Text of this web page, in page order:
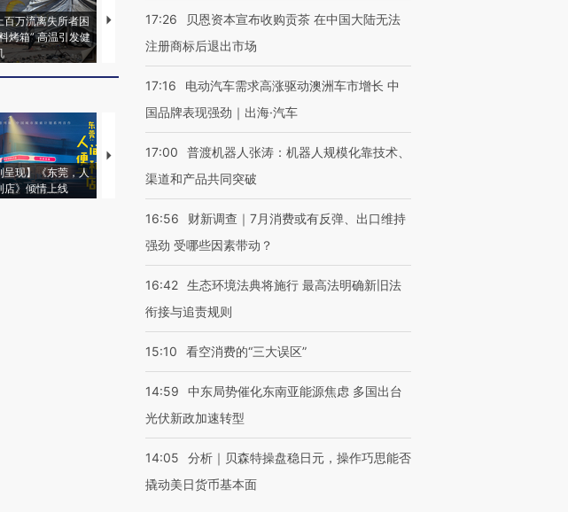
百万流离失所者困
烤箱” 高温引发健
视线｜HYROX的吸金
术：是什么让中产们甘
心“花钱找虐”？
马航飞行员跨国走私7万
毒品
视线｜被称为“蟑螂”的印
呈现】《东莞，人
店》倾情上线
【推广】走进第四届链博
会，让数智科技“链”接产
【特别呈现】寻找100种
有意思的生活方式·第三对
【商旅对话】华住集团
17:26
贝恩资本宣布收购贡茶 在中国大陆无法
注册商标后退出市场
17:16
电动汽车需求高涨驱动澳洲车市增长 中
国品牌表现强劲｜出海·汽车
17:00
普渡机器人张涛：机器人规模化靠技术、
渠道和产品共同突破
16:56
财新调查｜7月消费或有反弹、出口维持
强劲 受哪些因素带动？
16:42 生态环境法典将施行 最高法明确新旧法
衔接与追责规则
15:10 看空消费的“三大误区”
14:59
中东局势催化东南亚能源焦虑 多国出台
光伏新政加速转型
14:05
分析｜贝森特操盘稳日元，操作巧思能否
撬动美日货币基本面